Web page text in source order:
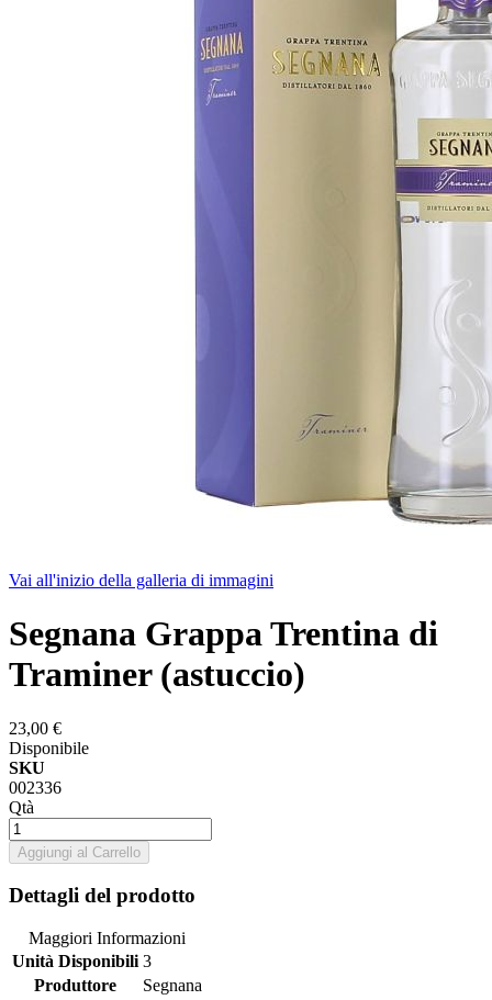
Vai all'inizio della galleria di immagini
Segnana Grappa Trentina di
Traminer (astuccio)
23,00 €
Disponibile
SKU
002336
Qtà
Aggiungi al Carrello
Dettagli del prodotto
Maggiori Informazioni
Unità Disponibili 3
Produttore
Segnana